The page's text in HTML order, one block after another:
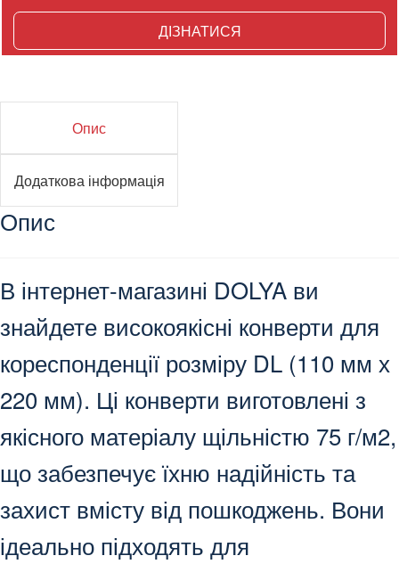
ДІЗНАТИСЯ
Опис
Додаткова інформація
Опис
В інтернет-магазині DOLYA ви
знайдете високоякісні конверти для
кореспонденції розміру DL (110 мм х
220 мм). Ці конверти виготовлені з
якісного матеріалу щільністю 75 г/м2,
що забезпечує їхню надійність та
захист вмісту від пошкоджень. Вони
ідеально підходять для